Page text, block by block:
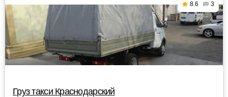
8.6 3
Груз такси Краснодарский